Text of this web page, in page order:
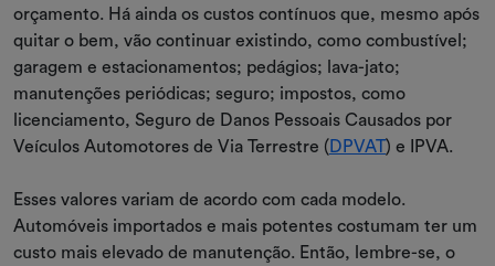
orçamento. Há ainda os custos contínuos que, mesmo após
quitar o bem, vão continuar existindo, como combustível;
garagem e estacionamentos; pedágios; lava-jato;
manutenções periódicas; seguro; impostos, como
licenciamento, Seguro de Danos Pessoais Causados por
Veículos Automotores de Via Terrestre (DPVAT) e IPVA.
Esses valores variam de acordo com cada modelo.
Automóveis importados e mais potentes costumam ter um
custo mais elevado de manutenção. Então, lembre-se, o